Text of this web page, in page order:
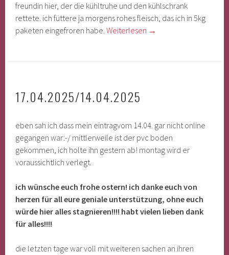
freundin hier, der die kühltruhe und den kühlschrank
rettete. ich füttere ja morgens rohes fleisch, das ich in 5kg
paketen eingefroren habe.Weiterlesen →
17.04.2025/14.04.2025
eben sah ich dass mein eintragvom 14.04. gar nicht online
gegangen war:-/ mittlerweile ist der pvc boden
gekommen, ich holte ihn gestern ab! montag wird er
voraussichtlich verlegt.
ich wünsche euch frohe ostern! ich danke euch von
herzen für all eure geniale unterstützung, ohne euch
würde hier alles stagnieren!!!! habt vielen lieben dank
für alles!!!!
die letzten tage war voll mit weiteren sachen an ihren